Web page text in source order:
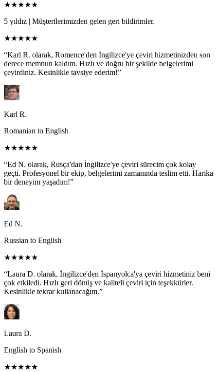
★★★★★
5 yıldız | Müşterilerimizden gelen geri bildirimler.
★★★★★
“Karl R. olarak, Romence'den İngilizce'ye çeviri hizmetinizden son
derece memnun kaldım. Hızlı ve doğru bir şekilde belgelerimi
çevirdiniz. Kesinlikle tavsiye ederim!”
Karl R.
Romanian to English
★★★★★
“Ed N. olarak, Rusça'dan İngilizce'ye çeviri sürecim çok kolay
geçti. Profesyonel bir ekip, belgelerimi zamanında teslim etti. Harika
bir deneyim yaşadım!”
Ed N.
Russian to English
★★★★★
“Laura D. olarak, İngilizce'den İspanyolca'ya çeviri hizmetiniz beni
çok etkiledi. Hızlı geri dönüş ve kaliteli çeviri için teşekkürler.
Kesinlikle tekrar kullanacağım.”
Laura D.
English to Spanish
★★★★★